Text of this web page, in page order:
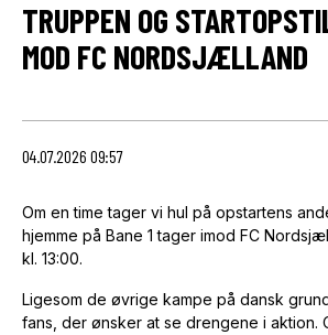
TRUPPEN OG
MOD FC NORDSJÆLLAND
04.07.2026 09:57
Om en time tager vi hul på opstartens
hjemme på Bane 1 tager imod FC
kl. 13:00.
Ligesom de øvrige kampe på dansk
fans, der ønsker at se drengene i aktion.